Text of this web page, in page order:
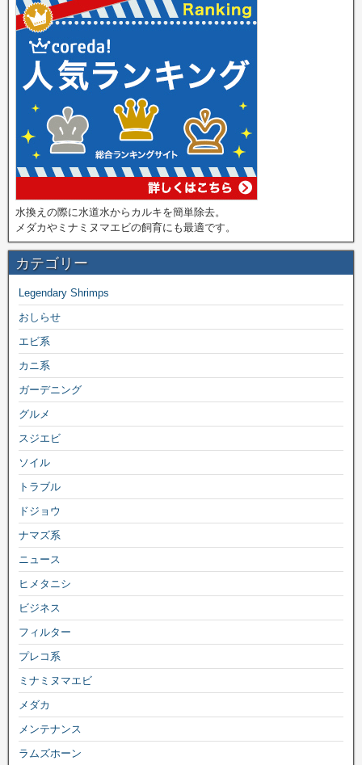
水換えの際に水道水からカルキを簡単除去。
メダカやミナミヌマエビの飼育にも最適です。
カテゴリー
Legendary Shrimps
おしらせ
エビ系
カニ系
ガーデニング
グルメ
スジエビ
ソイル
トラブル
ドジョウ
ナマズ系
ニュース
ヒメタニシ
ビジネス
フィルター
プレコ系
ミナミヌマエビ
メダカ
メンテナンス
ラムズホーン